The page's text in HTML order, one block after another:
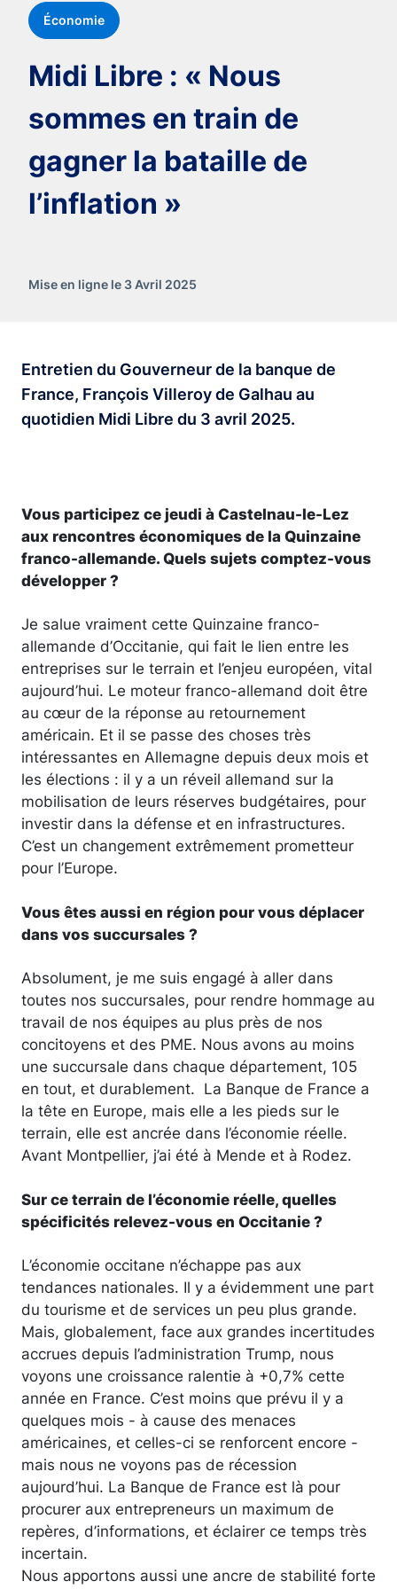
Économie
Midi Libre : « Nous
sommes en train de
gagner la bataille de
l’inflation »
Mise en ligne le 3 Avril 2025
Entretien du Gouverneur de la banque de
France, François Villeroy de Galhau au
quotidien Midi Libre du 3 avril 2025.
Vous participez ce jeudi à Castelnau-le-Lez
aux rencontres économiques de la Quinzaine
franco-allemande. Quels sujets comptez-vous
développer ?
Je salue vraiment cette Quinzaine franco-
allemande d’Occitanie, qui fait le lien entre les
entreprises sur le terrain et l’enjeu européen, vital
aujourd’hui. Le moteur franco-allemand doit être
au cœur de la réponse au retournement
américain. Et il se passe des choses très
intéressantes en Allemagne depuis deux mois et
les élections : il y a un réveil allemand sur la
mobilisation de leurs réserves budgétaires, pour
investir dans la défense et en infrastructures.
C’est un changement extrêmement prometteur
pour l’Europe.
Vous êtes aussi en région pour vous déplacer
dans vos succursales ?
Absolument, je me suis engagé à aller dans
toutes nos succursales, pour rendre hommage au
travail de nos équipes au plus près de nos
concitoyens et des PME. Nous avons au moins
une succursale dans chaque département, 105
en tout, et durablement. La Banque de France a
la tête en Europe, mais elle a les pieds sur le
terrain, elle est ancrée dans l’économie réelle.
Avant Montpellier, j’ai été à Mende et à Rodez.
Sur ce terrain de l’économie réelle, quelles
spécificités relevez-vous en Occitanie ?
L’économie occitane n’échappe pas aux
tendances nationales. Il y a évidemment une part
du tourisme et de services un peu plus grande.
Mais, globalement, face aux grandes incertitudes
accrues depuis l’administration Trump, nous
voyons une croissance ralentie à +0,7% cette
année en France. C’est moins que prévu il y a
quelques mois - à cause des menaces
américaines, et celles-ci se renforcent encore -
mais nous ne voyons pas de récession
aujourd’hui. La Banque de France est là pour
procurer aux entrepreneurs un maximum de
repères, d’informations, et éclairer ce temps très
incertain.
Nous apportons aussi une ancre de stabilité forte